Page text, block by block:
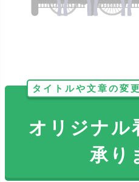
タイトルや文章の変
オリジナル
承り